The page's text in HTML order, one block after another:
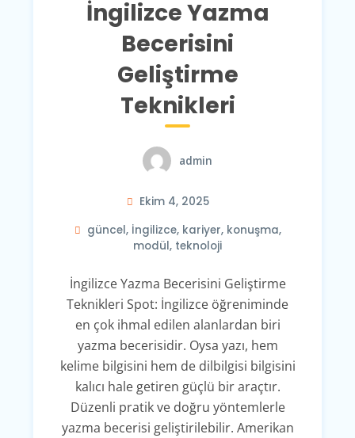
İngilizce Yazma
Becerisini
Geliştirme
Teknikleri
admin
Ekim 4, 2025
güncel, İngilizce, kariyer, konuşma,
modül, teknoloji
İngilizce Yazma Becerisini Geliştirme
Teknikleri Spot: İngilizce öğreniminde
en çok ihmal edilen alanlardan biri
yazma becerisidir. Oysa yazı, hem
kelime bilgisini hem de dilbilgisi bilgisini
kalıcı hale getiren güçlü bir araçtır.
Düzenli pratik ve doğru yöntemlerle
yazma becerisi geliştirilebilir. Amerikan